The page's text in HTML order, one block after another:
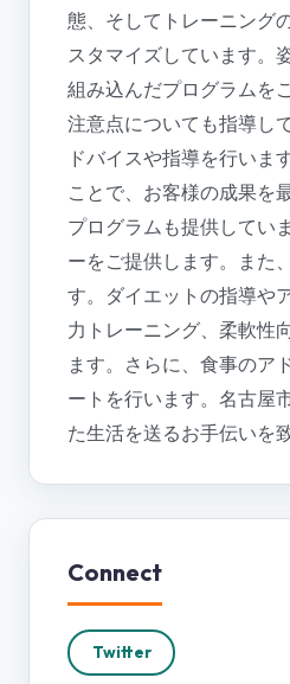
態、そしてトレーニング
スタマイズしています。
組み込んだプログラムを
注意点についても指導し
ドバイスや指導を行いま
ことで、お客様の成果を
プログラムも提供してい
ーをご提供します。また
す。ダイエットの指導や
力トレーニング、柔軟性
ます。さらに、食事のア
ートを行います。名古屋
た生活を送るお手伝いを
Connect
Twitter